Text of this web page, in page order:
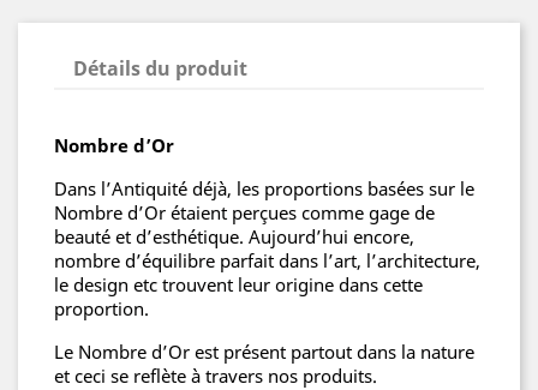
Détails du produit
Nombre d’Or
Dans l’Antiquité déjà, les proportions basées sur le
Nombre d’Or étaient perçues comme gage de
beauté et d’esthétique. Aujourd’hui encore,
nombre d’équilibre parfait dans l’art, l’architecture,
le design etc trouvent leur origine dans cette
proportion.
Le Nombre d’Or est présent partout dans la nature
et ceci se reflète à travers nos produits.